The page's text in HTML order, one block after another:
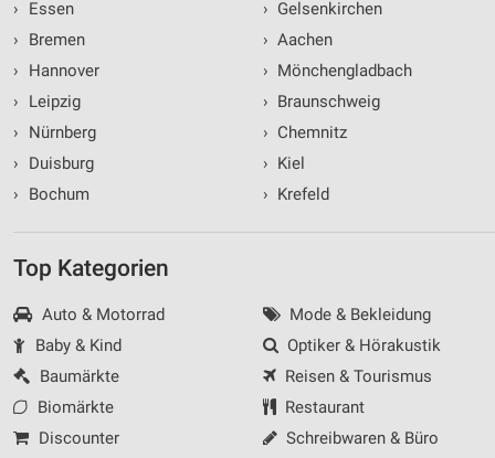
›
Essen
›
Bremen
›
Hannover
›
Leipzig
›
Nürnberg
›
Duisburg
›
Bochum
› Gelsenkirchen
› Aachen
› Mönchengladbach
› Braunschweig
› Chemnitz
› Kiel
› Krefeld
Top Kategorien
Auto & Motorrad
Baby & Kind
Baumärkte
Biomärkte
Discounter
Mode & Bekleidung
Optiker & Hörakustik
Reisen & Tourismus
Restaurant
Schreibwaren & Büro